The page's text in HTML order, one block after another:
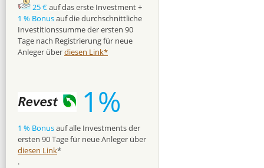
25 €auf das erste Investment +
1 % Bonusauf die durchschnittliche
Investitionssumme der ersten 90
Tage nach Registrierung für neue
Anleger überdiesen Link*
1%
1 % Bonusauf alle Investments der
ersten 90 Tage für neue Anleger über
diesen Link*
.